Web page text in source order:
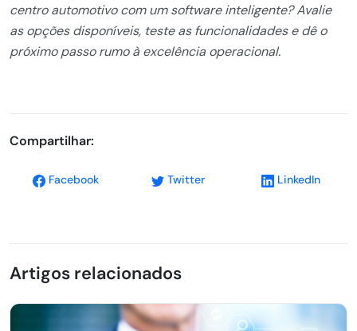
centro automotivo com um software inteligente? Avalie
as opções disponíveis, teste as funcionalidades e dê o
próximo passo rumo à excelência operacional.
Compartilhar:
Facebook Twitter LinkedIn
Artigos relacionados